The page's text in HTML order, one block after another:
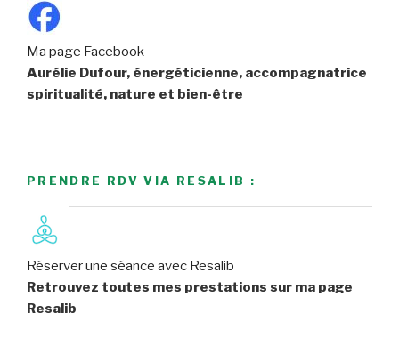
Ma page Facebook
Aurélie Dufour, énergéticienne, accompagnatrice
spiritualité, nature et bien-être
PRENDRE RDV VIA RESALIB :
Réserver une séance avec Resalib
Retrouvez toutes mes prestations sur ma page
Resalib